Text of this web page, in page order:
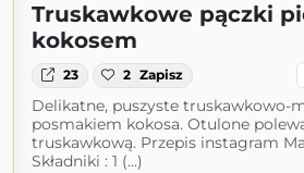
Truskawkowe pączki
kokosem
23 2 Zapisz
Delikatne, puszyste truskawkowo-
posmakiem kokosa. Otulone
truskawkową. Przepis instagram
Składniki : 1 (...)